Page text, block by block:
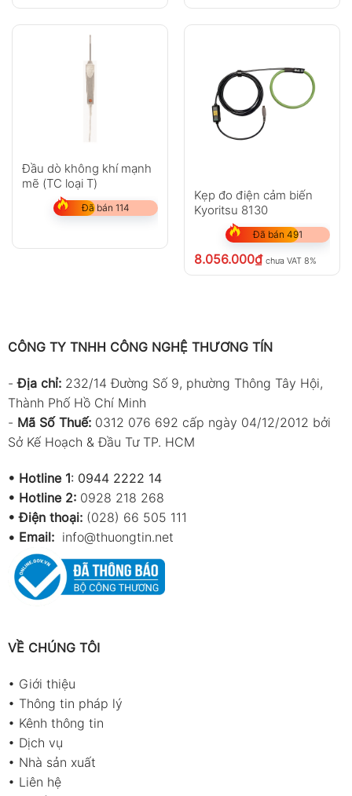
Đầu dò không khí mạnh
mẽ (TC loại T)
Đã bán 114
Kẹp đo điện cảm biến
Kyoritsu 8130
Đã bán 491
8.056.000₫ chưa VAT 8%
CÔNG TY TNHH CÔNG NGHỆ THƯƠNG TÍN
-Địa chỉ: 232/14 Đường Số 9, phường Thông Tây Hội,
Thành Phố Hồ Chí Minh
- Mã Số Thuế: 0312 076 692 cấp ngày 04/12/2012 bởi
Sở Kế Hoạch & Đầu Tư TP. HCM
• Hotline 1: 0944 2222 14
• Hotline 2: 0928 218 268
• Điện thoại: (028) 66 505 111
• Email: info@thuongtin.net
VỀ CHÚNG TÔI
• Giới thiệu
• Thông tin pháp lý
• Kênh thông tin
• Dịch vụ
• Nhà sản xuất
• Liên hệ